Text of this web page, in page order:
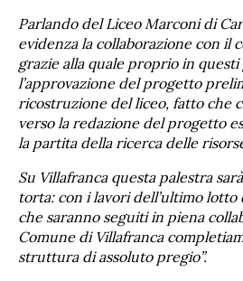
Parlando del Liceo Marconi di
evidenza la collaborazione con il
grazie alla quale proprio in
l’approvazione del progetto
ricostruzione del liceo, fatto che
verso la redazione del progetto
la partita della ricerca delle
Su Villafranca questa palestra
torta: con i lavori dell’ultimo lotto
che saranno seguiti in piena
Comune di Villafranca
struttura di assoluto pregio”.